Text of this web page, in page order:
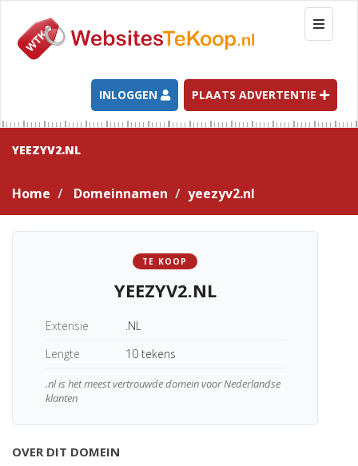
T
o
g
l
e
n
a
t
INLOGGEN PLAATS ADVERTENTIE
YEEZYV2.NL
Home Domeinnamen yeezyv2.nl
TE KOOP
YEEZYV2.NL
Extensie
.NL
Lengte
10 tekens
.nl is het meest vertrouwde domein voor Nederlandse
klanten
OVER DIT DOMEIN